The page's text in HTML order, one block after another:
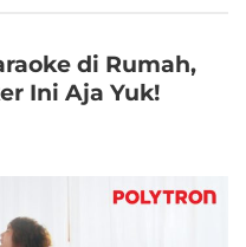
di Rumah,
Ini Aja Yuk!